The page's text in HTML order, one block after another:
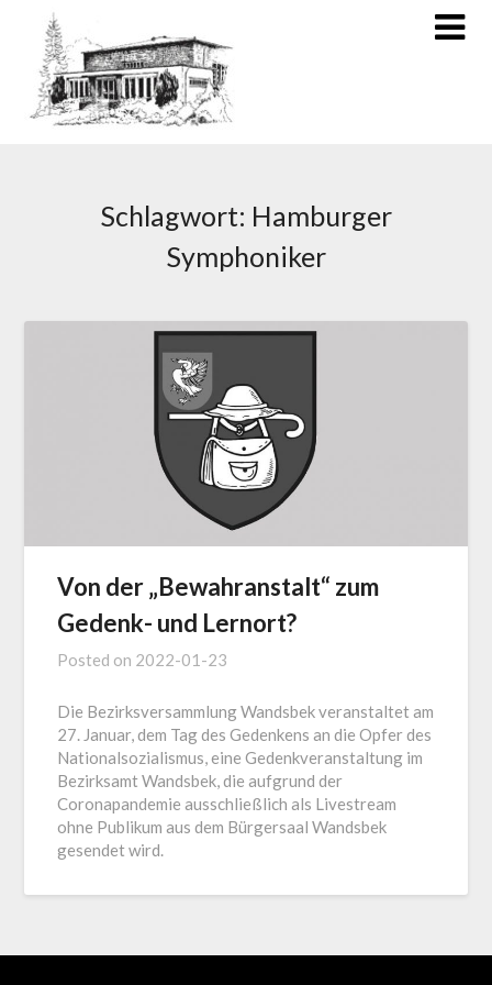
Schlagwort: Hamburger
Symphoniker
Von der „Bewahranstalt“ zum
Gedenk- und Lernort?
Posted on 2022-01-23
Die Bezirksversammlung Wandsbek veranstaltet am
27. Januar, dem Tag des Gedenkens an die Opfer des
Nationalsozialismus, eine Gedenkveranstaltung im
Bezirksamt Wandsbek, die aufgrund der
Coronapandemie ausschließlich als Livestream
ohne Publikum aus dem Bürgersaal Wandsbek
gesendet wird.